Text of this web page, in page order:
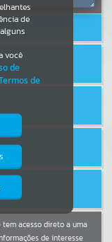
tem acesso direto a uma
de interesse
de
você
de
de